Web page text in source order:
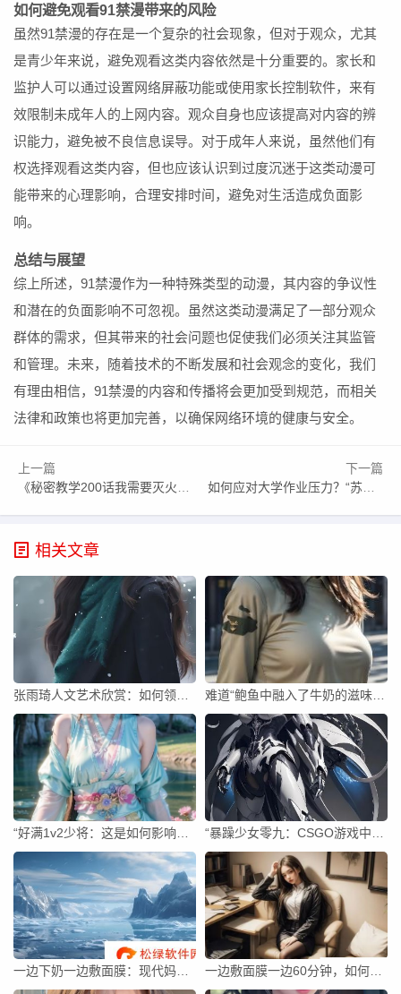
如何避免观看91禁漫带来的风险
虽然91禁漫的存在是一个复杂的社会现象，但对于观众，尤其
是青少年来说，避免观看这类内容依然是十分重要的。家长和
监护人可以通过设置网络屏蔽功能或使用家长控制软件，来有
效限制未成年人的上网内容。观众自身也应该提高对内容的辨
识能力，避免被不良信息误导。对于成年人来说，虽然他们有
权选择观看这类内容，但也应该认识到过度沉迷于这类动漫可
能带来的心理影响，合理安排时间，避免对生活造成负面影
响。
总结与展望
综上所述，91禁漫作为一种特殊类型的动漫，其内容的争议性
和潜在的负面影响不可忽视。虽然这类动漫满足了一部分观众
群体的需求，但其带来的社会问题也促使我们必须关注其监管
和管理。未来，随着技术的不断发展和社会观念的变化，我们
有理由相信，91禁漫的内容和传播将会更加受到规范，而相关
法律和政策也将更加完善，以确保网络环境的健康与安全。
上一篇
《秘密教学200话我需要灭火》：主角如何从危机中走向成长，面对内心的挣扎？
下一篇
如何应对大学作业压力？“苏教授别C我了我在写作业免费”的心态转变及解决方法
相关文章